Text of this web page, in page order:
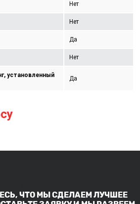
Нет
Нет
Да
Нет
установленный
Да
ЧТО МЫ СДЕЛАЕМ ЛУЧШЕЕ